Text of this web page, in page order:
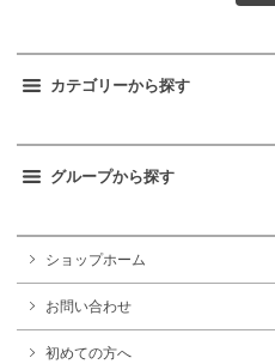
カテゴリーから探す
グループから探す
ショップホーム
お問い合わせ
初めての方へ